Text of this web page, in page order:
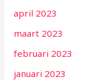
april 2023
maart 2023
februari 2023
januari 2023